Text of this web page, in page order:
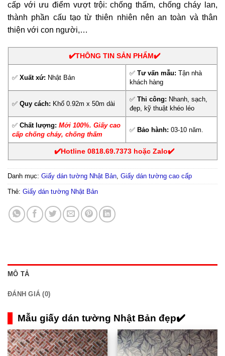
cấp với ưu điểm vượt trội: chống thấm, chống cháy lan,
thành phần cấu tạo từ thiên nhiên nên an toàn và thân
thiện với con người,…
✔️THÔNG TIN SẢN PHẨM✔️
✅Xuất xứ: Nhật Bản
✅Tư vấn mẫu: Tận nhà
khách hàng
✅Quy cách: Khổ 0.92m x 50m dài
✅Thi công: Nhanh, sạch,
đẹp, kỹ thuật khéo léo
✅Chất lượng: Mới 100%.Giấy cao
cấp chống cháy, chống thấm
✅ Bảo hành: 03-10 năm.
✔️Hotline 0818.69.7373 hoặc Zalo✔️
Danh mục: Giấy dán tường Nhật Bản Giấy dán tường cao cấp
Thẻ: Giấy dán tường Nhật Bản
MÔ TẢ
ĐÁNH GIÁ (0)
Mẫu giấy dán tường Nhật Bản đẹp✔️